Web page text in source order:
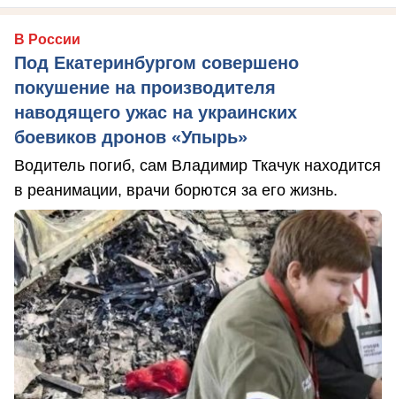
В России
Под Екатеринбургом совершено
покушение на производителя
наводящего ужас на украинских
боевиков дронов «Упырь»
Водитель погиб, сам Владимир Ткачук находится
в реанимации, врачи борются за его жизнь.